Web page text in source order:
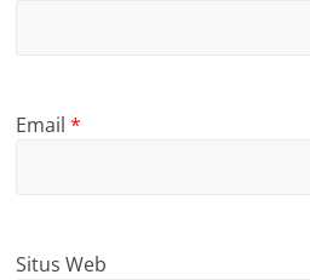
Email*
Situs Web